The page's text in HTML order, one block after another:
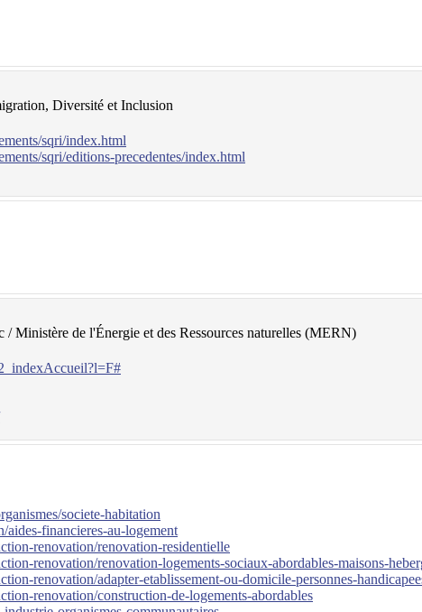
Diversité et Inclusion
sqri/index.html
sqri/editions-precedentes/index.html
Ministère de l'Énergie et des Ressources naturelles (MERN)
societe-habitation
financieres-au-logement
renovation/renovation-residentielle
renovation/renovation-logements-sociaux-abordables-maisons-
renovation/adapter-etablissement-ou-domicile-personnes-
renovation/construction-de-logements-abordables